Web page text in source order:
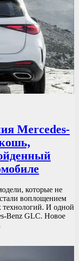
Mercedes-
которые не
воплощением
технологий. И одной
Benz GLC. Новое